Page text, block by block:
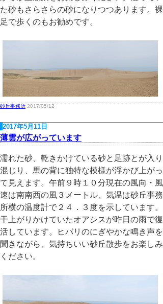
た砂もさらさらの砂になりつつあります。裸
足で歩くのもお勧めです。
砂丘事務所 2017/05/12
2017年5月11日
薄雲が広がっています
濡れた砂、乾きかけている砂と足跡とが入り
混じり、馬の背に独特な模様が浮かび上がっ
て見えます。午前９時１０分現在の風向・風
速は南南西の風３メートル、気温は砂丘事務
所横の温度計で２４．３度を示しています。
干上がりかけていたオアシスが昨日の雨で復
活しています。ヒバリのにぎやかな鳴き声を
聞きながら、気持ちいい砂丘散歩をお楽しみ
ください。